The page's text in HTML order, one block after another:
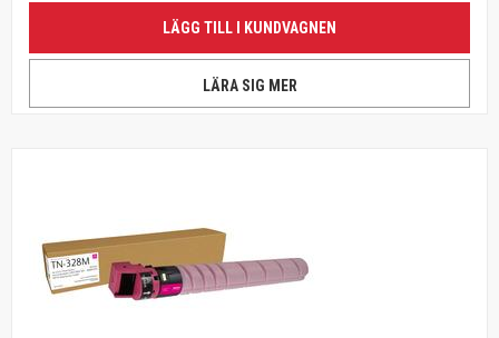
LÄGG TILL I KUNDVAGNEN
LÄRA SIG MER